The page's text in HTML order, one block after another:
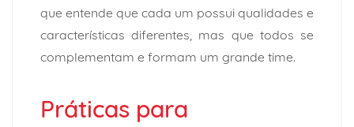
que entende que cada um possui qualidades e
características diferentes, mas que todos se
complementam e formam um grande time.
Práticas para